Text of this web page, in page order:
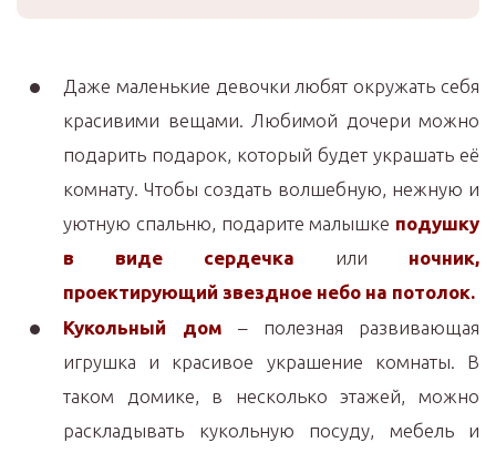
Даже маленькие девочки любят окружать себя
красивими вещами. Любимой дочери можно
подарить подарок, который будет украшать её
комнату. Чтобы создать волшебную, нежную и
уютную спальню, подарите малышке подушку
в виде сердечка или ночник,
проектирующий звездное небо на потолок.
Кукольный дом
– полезная развивающая
игрушка и красивое украшение комнаты. В
таком домике, в несколько этажей, можно
раскладывать кукольную посуду, мебель и